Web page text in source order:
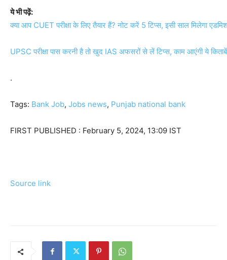
ये भी पढ़ें:
क्या आप CUET परीक्षा के लिए तैयार हैं? नोट करें 5 टिप्स, इसी साल मिलेगा
UPSC परीक्षा पास करनी है तो खुद IAS अफसरों से लें टिप्स, काम आएंगी ये किताबें
.
Tags: Bank Job, Jobs news, Punjab national bank
FIRST PUBLISHED : February 5, 2024, 13:09 IST
Source link